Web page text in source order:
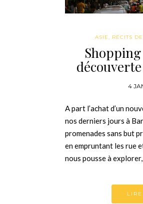
ASIE, RÉCITS
4
A part l’achat d’un
nos derniers jours à
promenades sans but
en empruntant les rue
nous pousse à explorer,